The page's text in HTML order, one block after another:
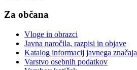
Za občana
Vloge in obrazci
Javna naročila, razpisi in objave
Katalog informacij javnega značaja
Varstvo osebnih podatkov